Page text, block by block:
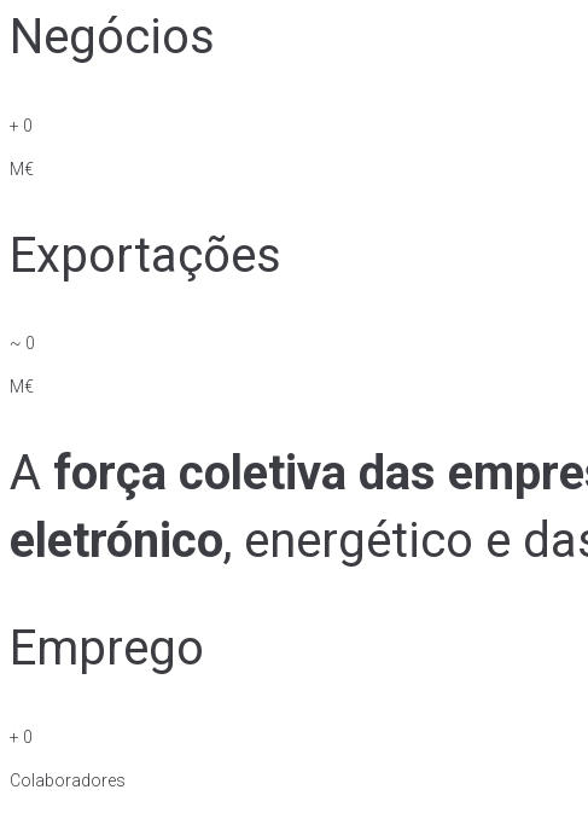
Negócios
+ 0
M€
Exportações
~ 0
M€
A força coletiva das
eletrónico, energético e
Emprego
+ 0
Colaboradores